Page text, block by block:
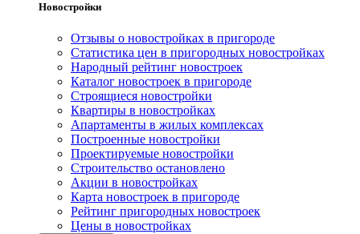
Новостройки
Отзывы о новостройках в пригороде
Статистика цен в пригородных новостройках
Народный рейтинг новостроек
Каталог новостроек в пригороде
Строящиеся новостройки
Квартиры в новостройках
Апартаменты в жилых комплексах
Построенные новостройки
Проектируемые новостройки
Строительство остановлено
Акции в новостройках
Карта новостроек в пригороде
Рейтинг пригородных новостроек
Цены в новостройках